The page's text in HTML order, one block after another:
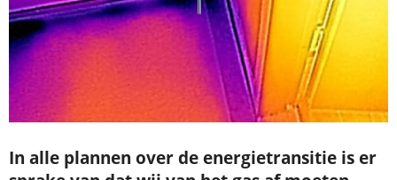
In alle plannen over de energietransitie is er